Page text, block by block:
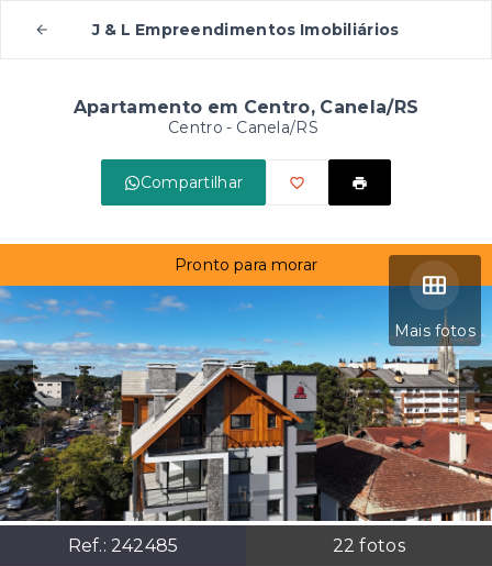
J & L Empreendimentos Imobiliários
Apartamento em Centro, Canela/RS
Centro - Canela/RS
Compartilhar
Mais fotos
Ref.: 242485 22 fotos
Pronto para morar